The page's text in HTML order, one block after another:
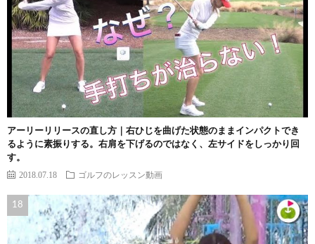
アーリーリリースの直し方｜右ひじを曲げた状態のままインパクトでき
るように素振りする。右肩を下げるのではなく、左サイドをしっかり回
す。
2018.07.18 ゴルフのレッスン動画